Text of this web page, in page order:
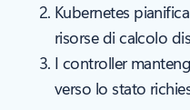
Kubernetes
risorse di calcolo
I controller
verso lo stato